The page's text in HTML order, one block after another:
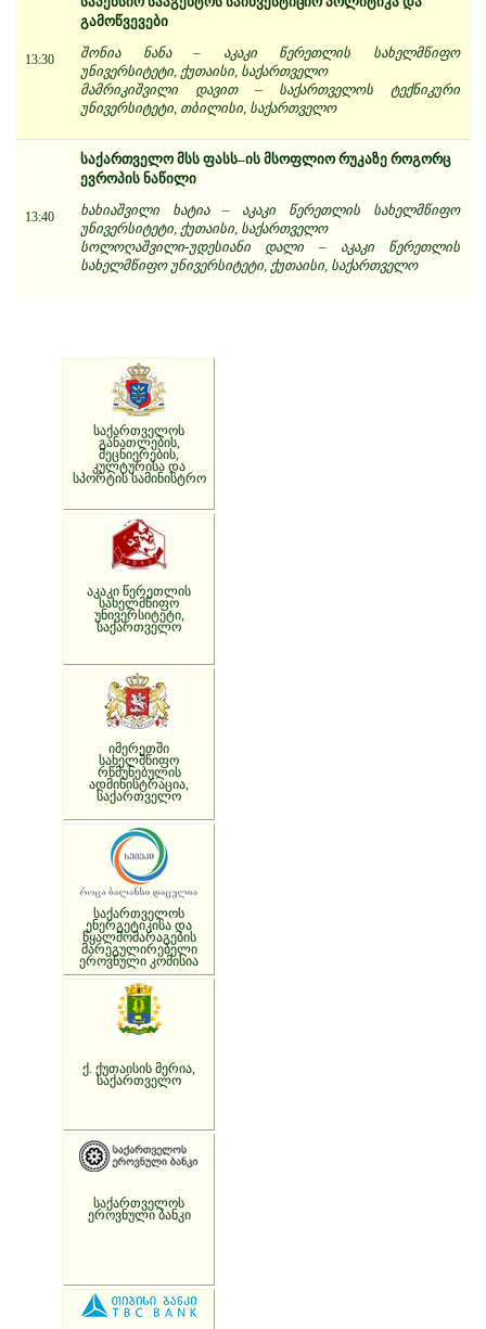
13:30
გამოწვევები
შონია ნანა – აკაკი წერეთლის სახელმწიფო
უნივერსიტეტი, ქუთაისი, საქართველო
მამრიკიშვილი დავით – საქართველოს ტექნიკური
უნივერსიტეტი, თბილისი, საქართველო
13:40
საქართველო მსს ფასს–ის მსოფლიო რუკაზე როგორც
ევროპის ნაწილი
ხახიაშვილი ხატია – აკაკი წერეთლის სახელმწიფო
უნივერსიტეტი, ქუთაისი, საქართველო
სოლოღაშვილი-უდესიანი დალი – აკაკი წერეთლის
სახელმწიფო უნივერსიტეტი, ქუთაისი, საქართველო
საქართველოს
განათლების,
მეცნიერების,
კულტურისა და
სპორტის სამინისტრო
აკაკი წერეთლის
სახელმწიფო
უნივერსიტეტი,
საქართველო
იმერეთში
სახელმწიფო
რწმუნებულის
ადმინისტრაცია,
საქართველო
საქართველოს
ენერგეტიკისა და
წყალმომარაგების
მარეგულირებელი
ეროვნული კომისია
ქ. ქუთაისის მერია,
საქართველო
საქართველოს
ეროვნული ბანკი